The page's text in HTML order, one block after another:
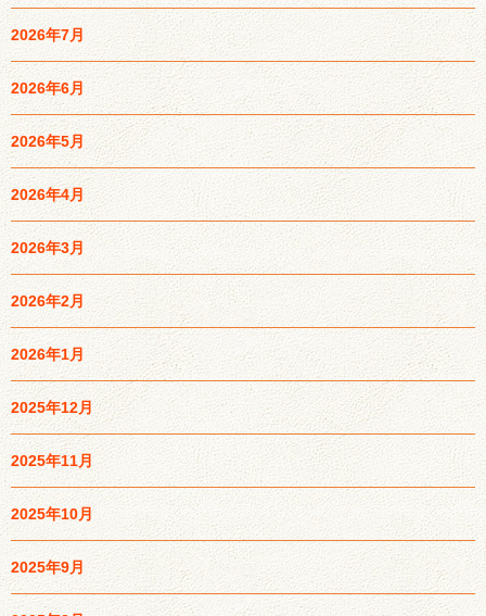
2026年7月
2026年6月
2026年5月
2026年4月
2026年3月
2026年2月
2026年1月
2025年12月
2025年11月
2025年10月
2025年9月